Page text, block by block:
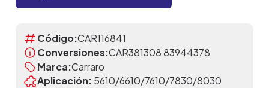
Código:CAR116841
Conversiones:CAR381308 83944378
Marca:Carraro
Aplicación: 5610/6610/7610/7830/8030